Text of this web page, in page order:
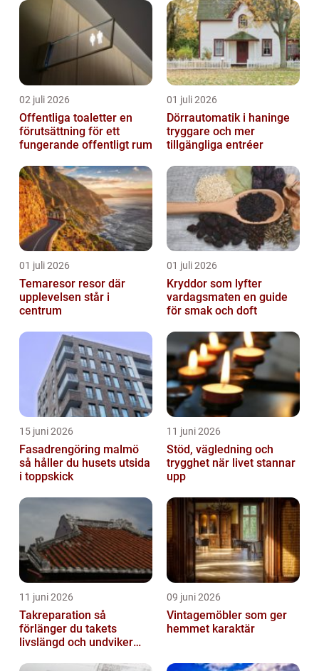
02 juli 2026
Offentliga toaletter en
förutsättning för ett
fungerande offentligt rum
01 juli 2026
Dörrautomatik i haninge
tryggare och mer
tillgängliga entréer
01 juli 2026
Temaresor resor där
upplevelsen står i
centrum
01 juli 2026
Kryddor som lyfter
vardagsmaten en guide
för smak och doft
15 juni 2026
Fasadrengöring malmö
så håller du husets utsida
i toppskick
11 juni 2026
Stöd, vägledning och
trygghet när livet stannar
upp
11 juni 2026
Takreparation så
förlänger du takets
livslängd och undviker
09 juni 2026
Vintagemöbler som ger
hemmet karaktär